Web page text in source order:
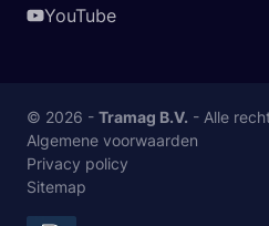
YouTube
© 2026 - Tramag B.V. - Alle
Algemene voorwaarden
Privacy policy
Sitemap